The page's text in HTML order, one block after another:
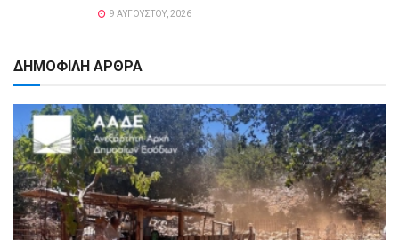
9 ΑΥΓΟΎΣΤΟΥ, 2026
ΔΗΜΟΦΙΛΗ ΑΡΘΡΑ